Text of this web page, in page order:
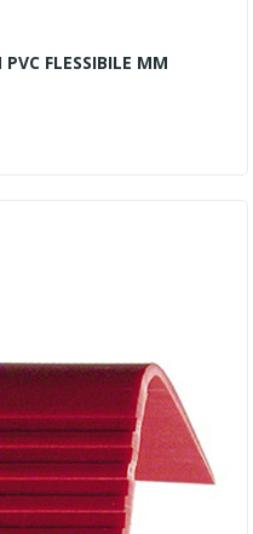
FLESSIBILE MM